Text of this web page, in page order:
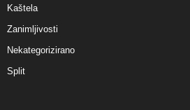
Kaštela
Zanimljivosti
Nekategorizirano
Split